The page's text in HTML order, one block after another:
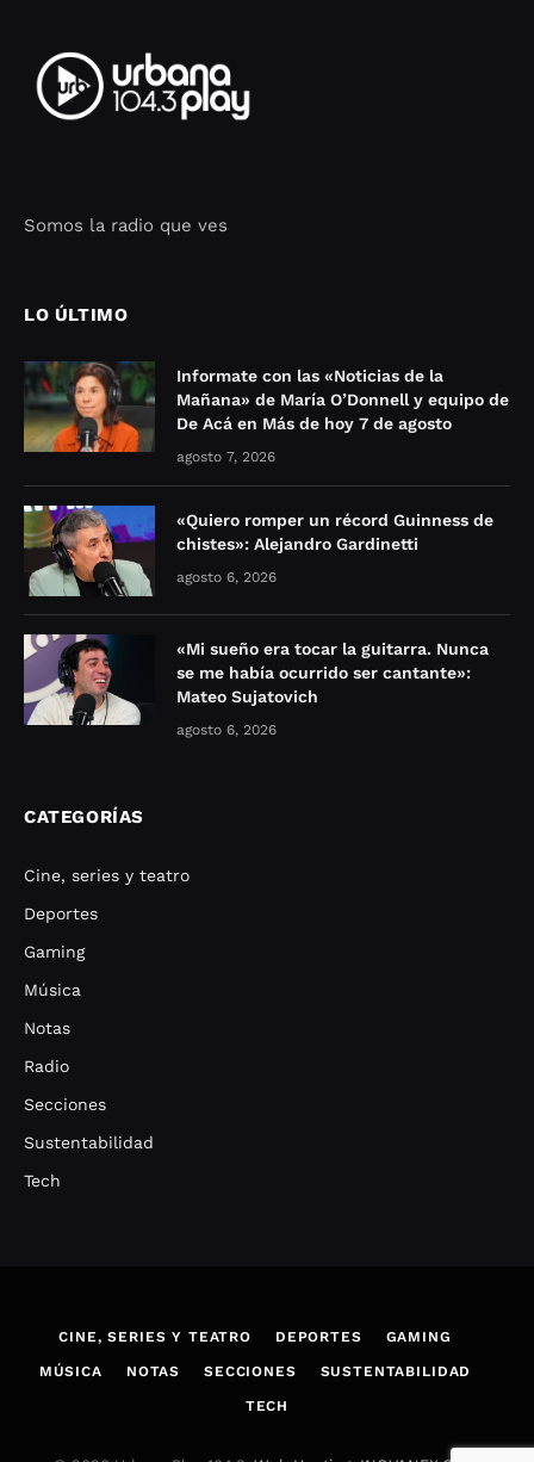
Somos la radio que ves
LO ÚLTIMO
Informate con las «Noticias de la
Mañana» de María O’Donnell y equipo de
De Acá en Más de hoy 7 de agosto
agosto 7, 2026
«Quiero romper un récord Guinness de
chistes»: Alejandro Gardinetti
agosto 6, 2026
«Mi sueño era tocar la guitarra. Nunca
se me había ocurrido ser cantante»:
Mateo Sujatovich
agosto 6, 2026
CATEGORÍAS
Cine, series y teatro
Deportes
Gaming
Música
Notas
Radio
Secciones
Sustentabilidad
Tech
CINE, SERIES Y TEATRO DEPORTES GAMING
MÚSICA NOTAS SECCIONES SUSTENTABILIDAD
TECH